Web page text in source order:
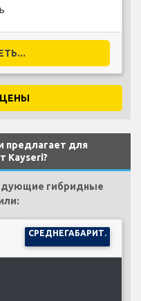
предлагает для
Kayseri?
гибридные
СРЕДНЕГАБАРИТ.